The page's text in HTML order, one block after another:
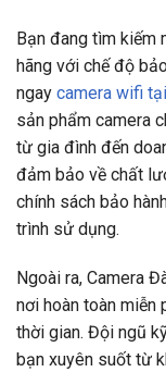
Bạn đang tìm kiếm
hãng với chế độ
ngay camera wifi
sản phẩm camera
từ gia đình đến
đảm bảo về chất
chính sách bảo
trình sử dụng.
Ngoài ra, Camera
nơi hoàn toàn miễn
thời gian. Đội ngũ
bạn xuyên suốt từ